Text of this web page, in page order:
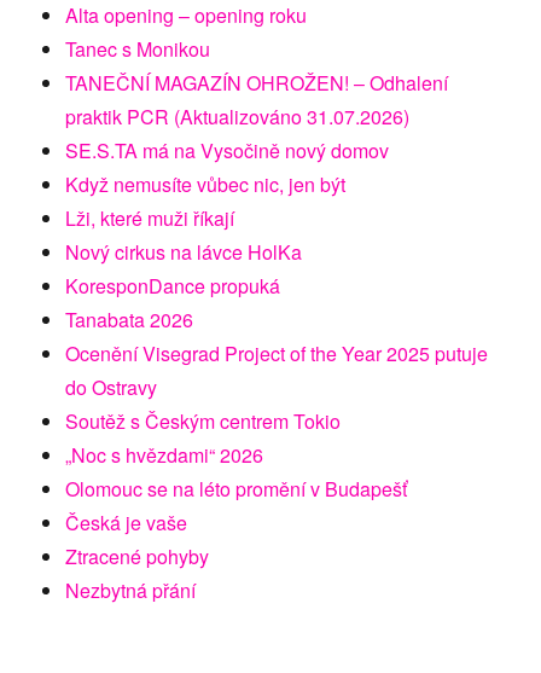
Alta opening – opening roku
Tanec s Monikou
TANEČNÍ MAGAZÍN OHROŽEN! – Odhalení
praktik PCR (Aktualizováno 31.07.2026)
SE.S.TA má na Vysočině nový domov
Když nemusíte vůbec nic, jen být
Lži, které muži říkají
Nový cirkus na lávce HolKa
KoresponDance propuká
Tanabata 2026
Ocenění Visegrad Project of the Year 2025 putuje
do Ostravy
Soutěž s Českým centrem Tokio
„Noc s hvězdami“ 2026
Olomouc se na léto promění v Budapešť
Česká je vaše
Ztracené pohyby
Nezbytná přání